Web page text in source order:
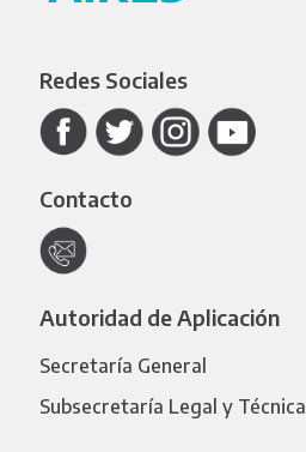
Redes Sociales
Contacto
Autoridad de Aplicación
Secretaría General
Subsecretaría Legal y Técnica